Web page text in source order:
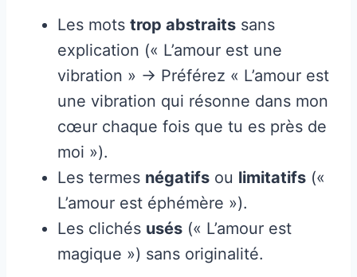
Les mots trop abstraits sans
explication (« L’amour est une
vibration » → Préférez « L’amour est
une vibration qui résonne dans mon
cœur chaque fois que tu es près de
moi »).
Les termes négatifs ou limitatifs («
L’amour est éphémère »).
Les clichés usés (« L’amour est
magique ») sans originalité.